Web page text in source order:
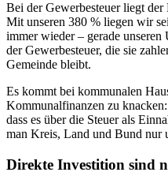
Bei der Gewerbesteuer liegt
Mit unseren 380 % liegen wir
immer wieder – gerade unseren
der Gewerbesteuer, die sie
Gemeinde bleibt.
Es kommt bei kommunalen
Kommunalfinanzen zu
dass es über die Steuer als
man Kreis, Land und Bund nur
Direkte Investition sind